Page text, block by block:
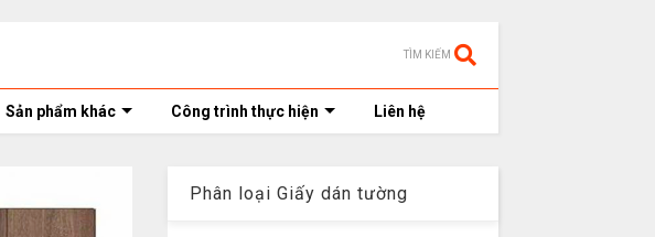
TÌM KIẾM
Sản phẩm khác Công trình thực hiện Liên hệ
Phân loại Giấy dán tường